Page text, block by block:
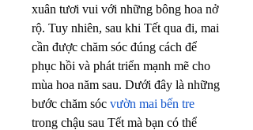
xuân tươi vui với những bông hoa nở
rộ. Tuy nhiên, sau khi Tết qua đi, mai
cần được chăm sóc đúng cách để
phục hồi và phát triển mạnh mẽ cho
mùa hoa năm sau. Dưới đây là những
bước chăm sóc vườn mai bến tre
trong chậu sau Tết mà bạn có thể